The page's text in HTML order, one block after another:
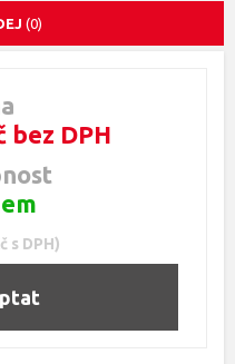
(0)
bez DPH
s DPH)